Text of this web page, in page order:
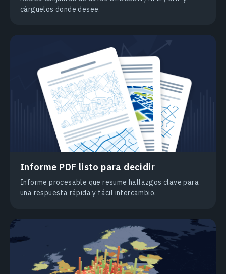
cárguelos donde desee.
Informe PDF listo para decidir
Informe procesable que resume hallazgos clave para
una respuesta rápida y fácil intercambio.